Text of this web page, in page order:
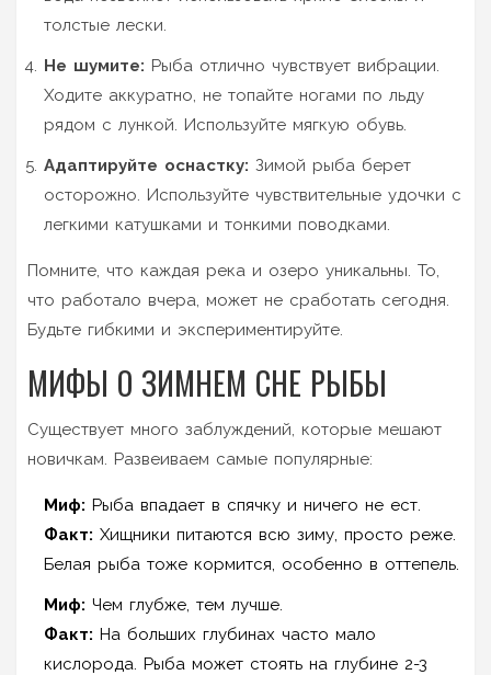
толстые лески.
Не шумите: Рыба отлично чувствует вибрации.
Ходите аккуратно, не топайте ногами по льду
рядом с лункой. Используйте мягкую обувь.
Адаптируйте оснастку: Зимой рыба берет
осторожно. Используйте чувствительные удочки с
легкими катушками и тонкими поводками.
Помните, что каждая река и озеро уникальны. То,
что работало вчера, может не сработать сегодня.
Будьте гибкими и экспериментируйте.
МИФЫ О ЗИМНЕМ СНЕ РЫБЫ
Существует много заблуждений, которые мешают
новичкам. Развеиваем самые популярные:
Миф: Рыба впадает в спячку и ничего не ест.
Факт: Хищники питаются всю зиму, просто реже.
Белая рыба тоже кормится, особенно в оттепель.
Миф: Чем глубже, тем лучше.
Факт: На больших глубинах часто мало
кислорода. Рыба может стоять на глубине 2-3